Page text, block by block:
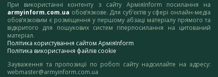
При використанні контенту з сайту АрміяInform посилання на
armyinform.com.ua обов’язкове. Для суб’єктів у сфері онлайн-медіа
обов’язковим є розміщення у першому абзаці матеріалу прямого та
відкритого для пошукових систем гіперпосилання на цитований
матеріал.
Політика користування сайтом АрміяInform
Політика використання файлів cookie
Зауваження та пропозиції по роботі сайту надсилайте на адресу:
webmaster@armyinform.com.ua